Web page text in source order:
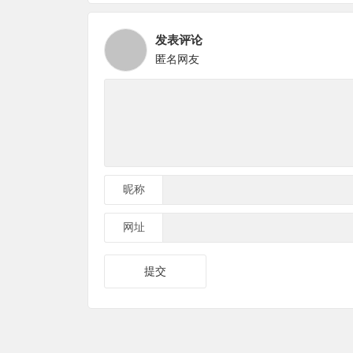
发表评论
匿名网友
昵称
网址